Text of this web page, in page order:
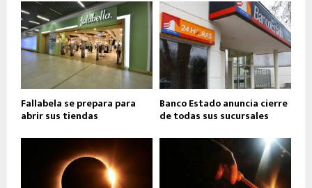
Fallabela se prepara para
abrir sus tiendas
Banco Estado anuncia cierre
de todas sus sucursales